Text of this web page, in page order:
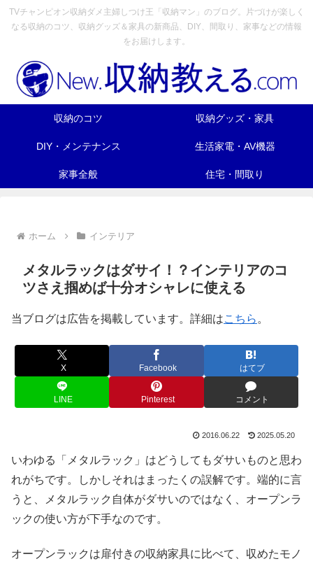
TVチャンピオン収納ダメ主婦しつけ王「収納マン」のブログ。片づけが楽しく
なる収納のコツ、収納グッズ＆家具の新商品、DIY、間取り、家事などの情報
をお届けします。
収納のコツ 収納グッズ・家具
DIY・メンテナンス 生活家電・AV機器
家事全般 住宅・間取り
ホーム インテリア
メタルラックはダサイ！？インテリアのコ
ツさえ掴めば十分オシャレに使える
当ブログは広告を掲載しています。詳細はこちら 。
X Facebook はてブ
LINE Pinterest コメント
2016.06.22 2025.05.20
いわゆる「メタルラック」はどうしてもダサいものと思わ
れがちです。しかしそれはまったくの誤解です。端的に言
うと、メタルラック自体がダサいのではなく、オープンラ
ックの使い方が下手なのです。
オープンラックは扉付きの収納家具に比べて、収めたモノ